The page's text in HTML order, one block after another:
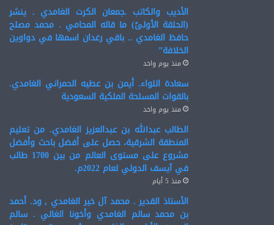
الأديب والكاتب .جمعان الكرت الغامدي . ينشر
(الحلقة الأولىً) ما قاله المحامي . محمد مصلح
حافظ الغامدي .. باقي رغدان اسمها في دواوين
الخلافة”
منذ يوم واحد
سعادة اللواء. أيمن بن عطيه الحمراني الغامدي.
بالقوات المسلحة الملكية السعودية
منذ يوم واحد
الطالب عبدالله بن عبدالعزيز الغامدي. من تعليم
المنطقة الشرقية، حصل على أفضل باحث وأفضل
مشروع على مستوى العالم من بين 1700 طالب
في آيسف الدولي لعام 2022م.
منذ 5 أيام
الأستاذ القدير . محمد آل خير الغامدي , ود. أحمد
بن محمد سالم الغامدي وأخونا الغالي . سالم